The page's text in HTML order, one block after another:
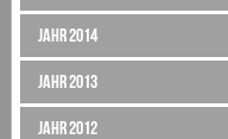
Jahr 2014
Jahr 2013
Jahr 2012